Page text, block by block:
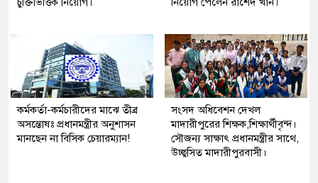
কর্মকর্তা-কর্মচারীদের মাঝে তীব্র
অসন্তোষঃ প্রধানমন্ত্রীর অনুশাসন
মানছেন না বিসিক চেয়ারম্যান!
সংসদ অধিবেশন দেখল
মাদারীপুরের শিক্ষক,শিক্ষার্থীবৃন্দ।
সৌজন্য সাক্ষাৎ প্রধানমন্ত্রীর সাথে,
উচ্ছ্বসিত মাদারীপুরবাসী।